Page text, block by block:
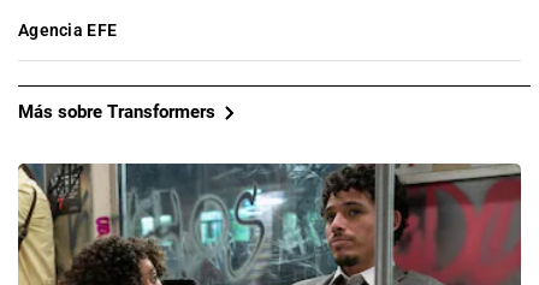
Agencia EFE
Más sobre Transformers